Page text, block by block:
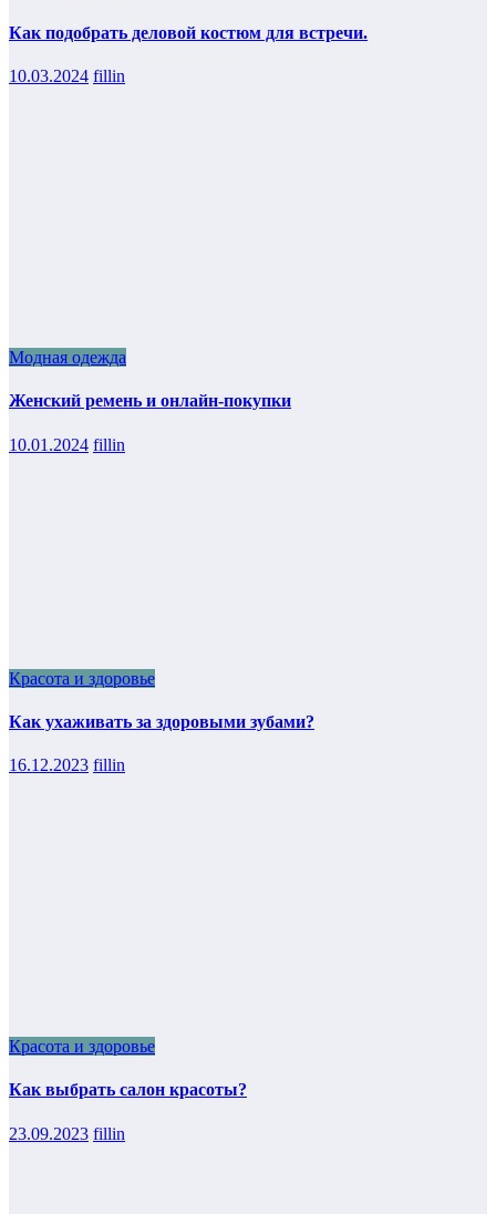
Как подобрать деловой костюм для встречи.
10.03.2024 fillin
Модная одежда
Женский ремень и онлайн-покупки
10.01.2024 fillin
Красота и здоровье
Как ухаживать за здоровыми зубами?
16.12.2023 fillin
Красота и здоровье
Как выбрать салон красоты?
23.09.2023 fillin